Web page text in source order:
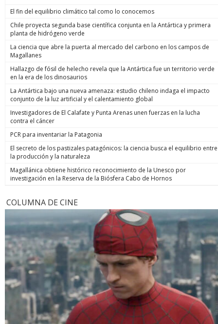
El fin del equilibrio climático tal como lo conocemos
Chile proyecta segunda base científica conjunta en la Antártica y primera
planta de hidrógeno verde
La ciencia que abre la puerta al mercado del carbono en los campos de
Magallanes
Hallazgo de fósil de helecho revela que la Antártica fue un territorio verde
en la era de los dinosaurios
La Antártica bajo una nueva amenaza: estudio chileno indaga el impacto
conjunto de la luz artificial y el calentamiento global
Investigadores de El Calafate y Punta Arenas unen fuerzas en la lucha
contra el cáncer
PCR para inventariar la Patagonia
El secreto de los pastizales patagónicos: la ciencia busca el equilibrio entre
la producción y la naturaleza
Magallánica obtiene histórico reconocimiento de la Unesco por
investigación en la Reserva de la Biósfera Cabo de Hornos
COLUMNA DE CINE